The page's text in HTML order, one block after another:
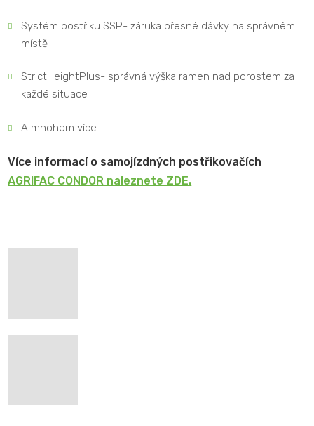
Systém postřiku SSP- záruka přesné dávky na správném
místě
StrictHeightPlus- správná výška ramen nad porostem za
každé situace
A mnohem více
Více informací o samojízdných postřikovačích
AGRIFAC CONDOR naleznete ZDE.